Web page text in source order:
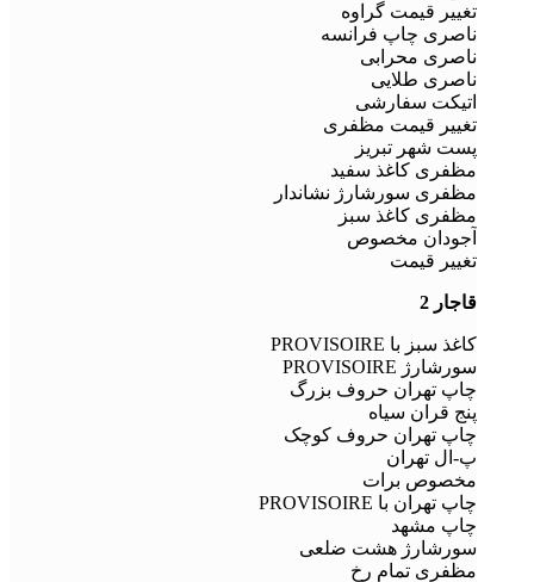
تغییر قیمت گراوه
ناصری چاپ فرانسه
ناصری محرابی
ناصری طلایی
اتیکت سفارشی
تغییر قیمت مظفری
پست شهر تبریز
مظفری کاغذ سفید
مظفری سورشارژ نشاندار
مظفری کاغذ سبز
آجودان مخصوص
تغییر قیمت
قاجار 2
کاغذ سبز با PROVISOIRE
سورشارژ PROVISOIRE
چاپ تهران حروف بزرگ
پنج قران سیاه
چاپ تهران حروف کوچک
پ-ال تهران
مخصوص برات
چاپ تهران با PROVISOIRE
چاپ مشهد
سورشارژ هشت ضلعی
مظفری تمام رخ